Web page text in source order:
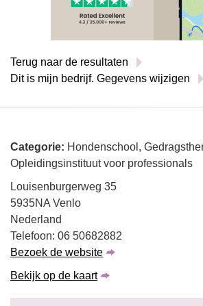
Terug naar de resultaten
Dit is mijn bedrijf. Gegevens wijzigen
Categorie: Hondenschool,
Opleidingsinstituut voor professionals
Louisenburgerweg 35
5935NA Venlo
Nederland
Telefoon: 06 50682882
Bezoek de website
Bekijk op de kaart